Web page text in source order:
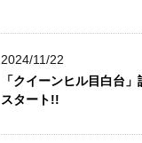
2024/11/22
「クイーンヒル目白台
スタート!!